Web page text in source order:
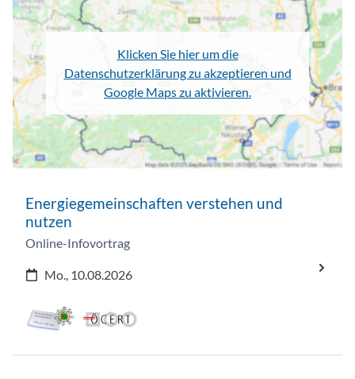
Klicken Sie hier um die
Datenschutzerklärung zu akzeptieren und
Google Maps zu aktivieren.
Energiegemeinschaften verstehen und
nutzen
Online-Infovortrag
Mo., 10.08.2026